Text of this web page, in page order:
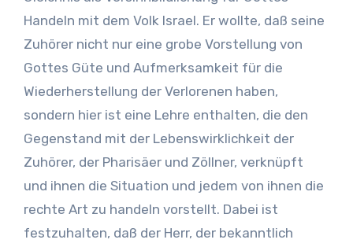
Handeln mit dem Volk Israel. Er wollte, daß seine
Zuhörer nicht nur eine grobe Vorstellung von
Gottes Güte und Aufmerksamkeit für die
Wiederherstellung der Verlorenen haben,
sondern hier ist eine Lehre enthalten, die den
Gegenstand mit der Lebenswirklichkeit der
Zuhörer, der Pharisäer und Zöllner, verknüpft
und ihnen die Situation und jedem von ihnen die
rechte Art zu handeln vorstellt. Dabei ist
festzuhalten, daß der Herr, der bekanntlich